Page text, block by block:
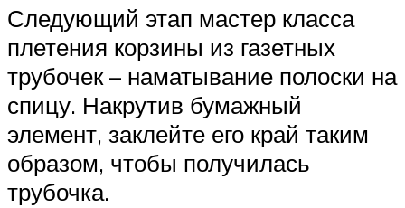
Следующий этап мастер класса
плетения корзины из газетных
трубочек – наматывание полоски на
спицу. Накрутив бумажный
элемент, заклейте его край таким
образом, чтобы получилась
трубочка.